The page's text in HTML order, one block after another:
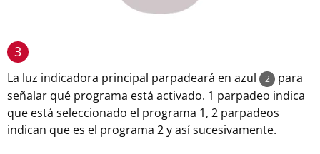
3
La luz indicadora principal parpadeará en azul 2
para
señalar qué programa está activado. 1 parpadeo indica
que está seleccionado el programa 1, 2 parpadeos
indican que es el programa 2 y así sucesivamente.